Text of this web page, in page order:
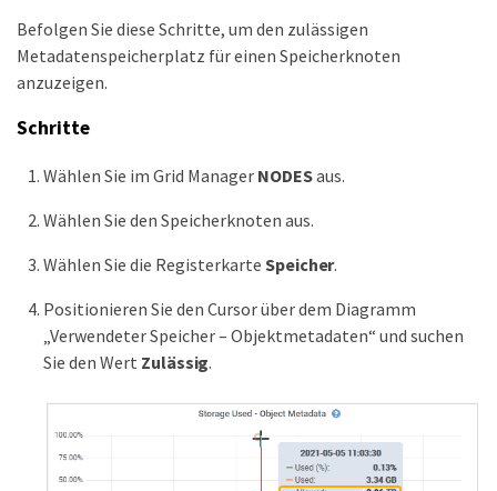
Befolgen Sie diese Schritte, um den zulässigen
Metadatenspeicherplatz für einen Speicherknoten
anzuzeigen.
Schritte
Wählen Sie im Grid Manager NODESaus.
Wählen Sie den Speicherknoten aus.
Wählen Sie die Registerkarte Speicher.
Positionieren Sie den Cursor über dem Diagramm
„Verwendeter Speicher – Objektmetadaten“ und suchen
Sie den Wert Zulässig.